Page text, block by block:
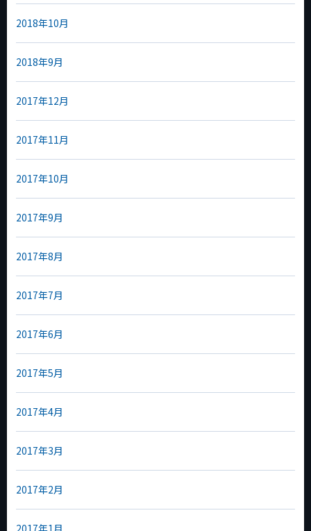
2018年10月
2018年9月
2017年12月
2017年11月
2017年10月
2017年9月
2017年8月
2017年7月
2017年6月
2017年5月
2017年4月
2017年3月
2017年2月
2017年1月